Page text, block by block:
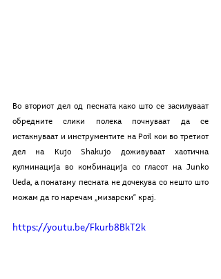
Во вториот дел од песната како што се засилуваат
обредните слики полека почнуваат да се
истакнуваат и инструментите на Poil кои во третиот
дел на Kujo Shakujo доживуваат хаотична
кулминација во комбинација со гласот на Junko
Uеda, а понатаму песната не дочекува со нешто што
можам да го наречам „мизарски“ крај.
https://youtu.be/Fkurb8BkT2k